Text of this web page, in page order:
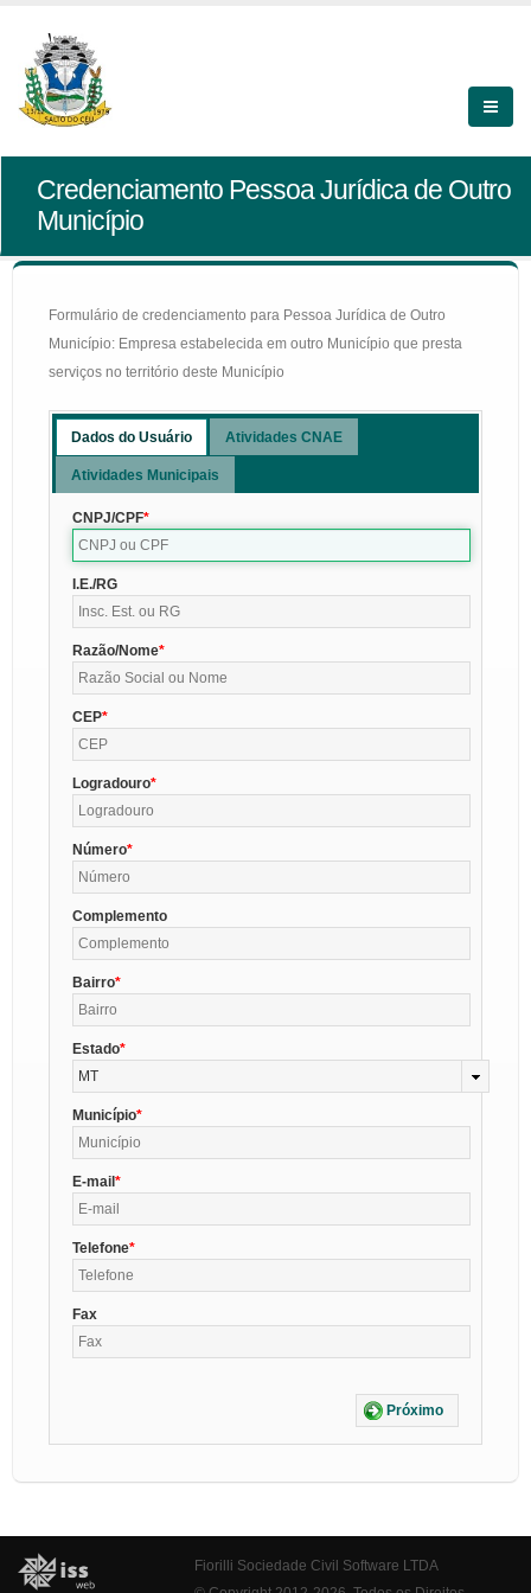
Credenciamento Pessoa Jurídica de Outro
Município
Formulário de credenciamento para Pessoa Jurídica de Outro
Município: Empresa estabelecida em outro Município que presta
serviços no território deste Município
Dados do Usuário Atividades CNAE
Atividades Municipais
CNPJ/CPF
I.E./RG
Razão/Nome
CEP
Logradouro
Número
Complemento
Bairro
Estado
MT
Município
E-mail
Telefone
Fax
Próximo
Fiorilli Sociedade Civil Software LTDA